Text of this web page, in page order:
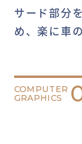
サード部分
め、楽に車
COMPUTER
GRAPHICS